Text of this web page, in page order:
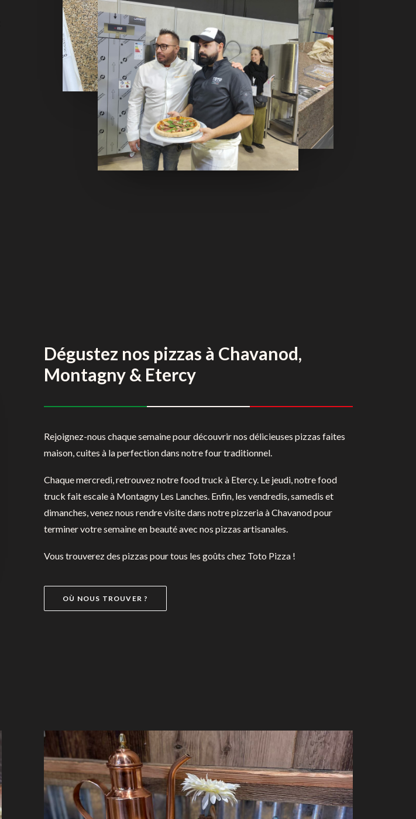
Dégustez nos pizzas à Chavanod,
Montagny & Etercy
Rejoignez-nous chaque semaine pour découvrir nos délicieuses pizzas faites
maison, cuites à la perfection dans notre four traditionnel.
Chaque mercredi, retrouvez notre food truck à Etercy. Le jeudi, notre food
truck fait escale à Montagny Les Lanches. Enfin, les vendredis, samedis et
dimanches, venez nous rendre visite dans notre pizzeria à Chavanod pour
terminer votre semaine en beauté avec nos pizzas artisanales.
Vous trouverez des pizzas pour tous les goûts chez Toto Pizza !
OÙ NOUS TROUVER ?